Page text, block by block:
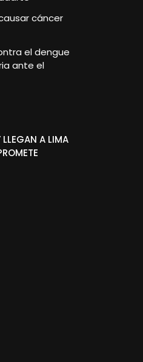
cáncer
el dengue
ante el
A LIMA